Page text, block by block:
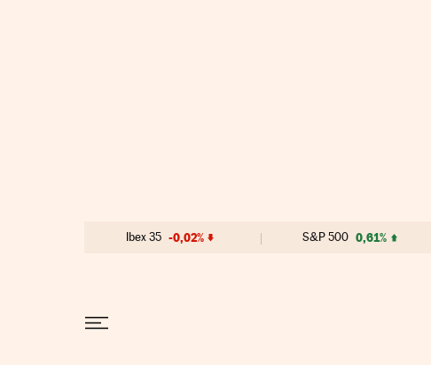
Ibex 35 -0,02% S&P 500 0,61%